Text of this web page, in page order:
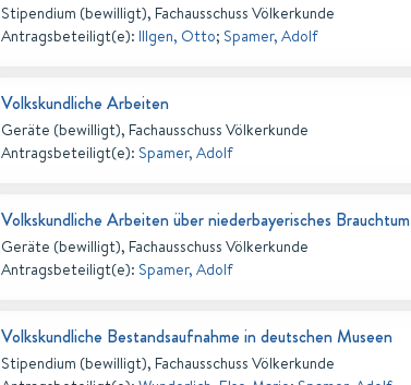
Stipendium (bewilligt), Fachausschuss Völkerkunde
Antragsbeteiligt(e): Illgen, Otto; Spamer, Adolf
Volkskundliche Arbeiten
Geräte (bewilligt), Fachausschuss Völkerkunde
Antragsbeteiligt(e): Spamer, Adolf
Volkskundliche Arbeiten über niederbayerisches Brauchtum
Geräte (bewilligt), Fachausschuss Völkerkunde
Antragsbeteiligt(e): Spamer, Adolf
Volkskundliche Bestandsaufnahme in deutschen Museen
Stipendium (bewilligt), Fachausschuss Völkerkunde